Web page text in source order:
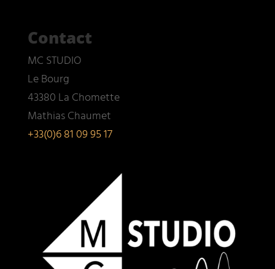
Contact
MC STUDIO
Le Bourg
43380 La Chomette
Mathias Chaumet
+33(0)6 81 09 95 17